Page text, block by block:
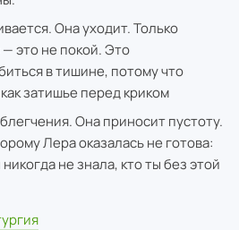
Она уходит. Только
— это не покой. Это
в тишине, потому что
затишье перед криком
Она приносит пустоту.
Лера оказалась не готова:
не знала, кто ты без этой